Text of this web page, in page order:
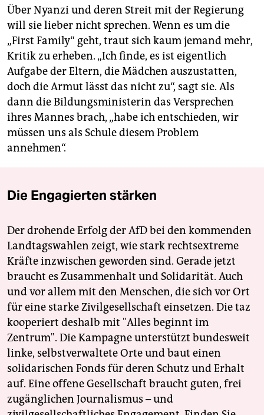
Über Nyanzi und deren Streit mit der Regierung
will sie lieber nicht sprechen. Wenn es um die
„First Family“ geht, traut sich kaum jemand mehr,
Kritik zu erheben. „Ich finde, es ist eigentlich
Aufgabe der Eltern, die Mädchen auszustatten,
doch die Armut lässt das nicht zu“, sagt sie. Als
dann die Bildungsministerin das Versprechen
ihres Mannes brach, „habe ich entschieden, wir
müssen uns als Schule diesem Problem
annehmen“.
Die Engagierten stärken
Der drohende Erfolg der AfD bei den kommenden
Landtagswahlen zeigt, wie stark rechtsextreme
Kräfte inzwischen geworden sind. Gerade jetzt
braucht es Zusammenhalt und Solidarität. Auch
und vor allem mit den Menschen, die sich vor Ort
für eine starke Zivilgesellschaft einsetzen. Die taz
kooperiert deshalb mit "Alles beginnt im
Zentrum". Die Kampagne unterstützt bundesweit
linke, selbstverwaltete Orte und baut einen
solidarischen Fonds für deren Schutz und Erhalt
auf. Eine offene Gesellschaft braucht guten, frei
zugänglichen Journalismus – und